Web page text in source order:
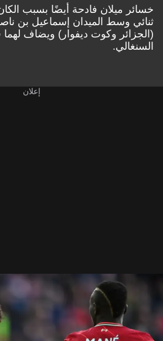
خسائر ميلان فادحة أيضًا بسبب
ثنائي وسط الميدان إسماعيل بن
(الجزائر وكوت ديفوار) ويضاف لهما
السنغالي.